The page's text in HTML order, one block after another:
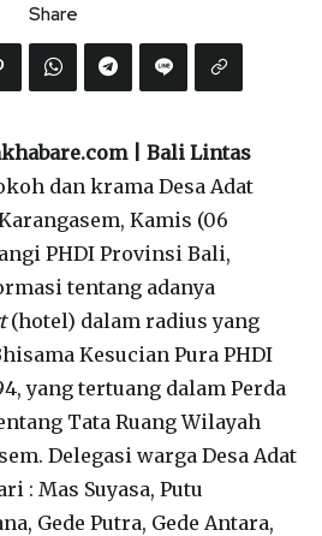
Share
| Bali Lintas
dan krama Desa Adat
Kamis (06
PHDI Provinsi Bali,
tentang adanya
(hotel) dalam radius yang
Kesucian Pura PHDI
yang tertuang dalam Perda
Tata Ruang Wilayah
Delegasi warga Desa Adat
: Mas Suyasa, Putu
Gede Putra, Gede Antara,